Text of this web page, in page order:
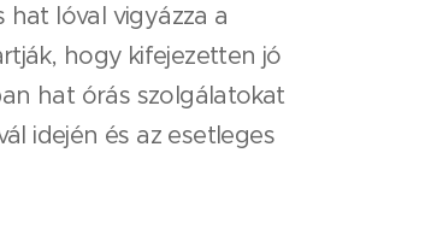
lóval vigyázza a
hogy kifejezetten jó
hat órás szolgálatokat
idején és az esetleges